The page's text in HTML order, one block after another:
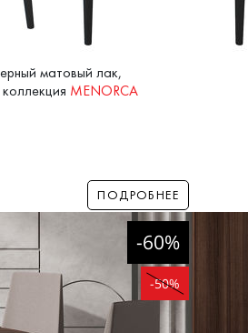
матовый лак,
MENORCA
ПОДРОБНЕЕ
-60%
-50%